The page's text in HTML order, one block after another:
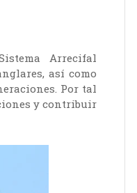
Arrecifal
así como
Por tal
y contribuir